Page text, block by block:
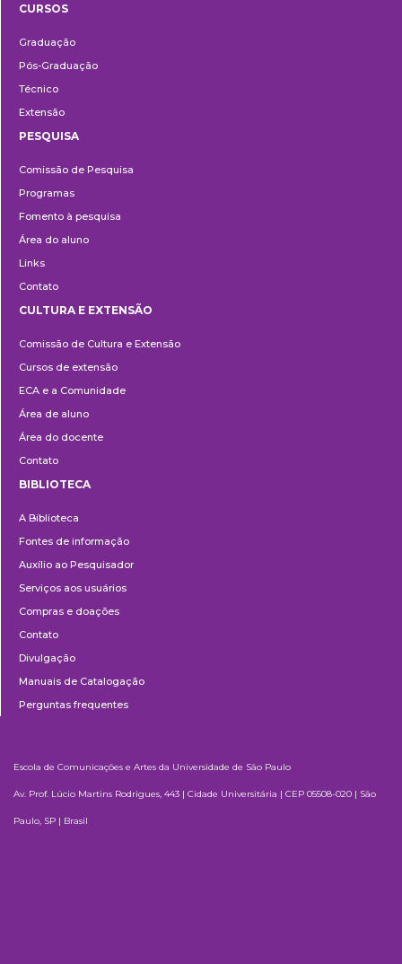
CURSOS
Graduação
Pós-Graduação
Técnico
Extensão
PESQUISA
Comissão de Pesquisa
Programas
Fomento à pesquisa
Área do aluno
Links
Contato
e
Extensão
CULTURA E EXTENSÃO
Comissão de Cultura e Extensão
Cursos de extensão
ECA e a Comunidade
Área de aluno
Área do docente
Contato
BIBLIOTECA
A Biblioteca
Fontes de informação
Auxílio ao Pesquisador
Serviços aos usuários
Compras e doações
Contato
Divulgação
Manuais de Catalogação
Perguntas frequentes
Escola de Comunicações e Artes da Universidade de São Paulo
Av. Prof. Lúcio Martins Rodrigues, 443 | Cidade Universitária | CEP 05508-020 | São
Paulo, SP | Brasil